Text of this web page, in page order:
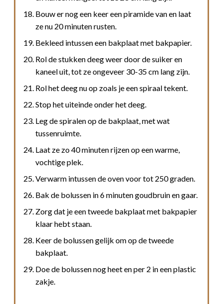
Bouw er nog een keer een piramide van en laat
ze nu 20 minuten rusten.
Bekleed intussen een bakplaat met bakpapier.
Rol de stukken deeg weer door de suiker en
kaneel uit, tot ze ongeveer 30-35 cm lang zijn.
Rol het deeg nu op zoals je een spiraal tekent.
Stop het uiteinde onder het deeg.
Leg de spiralen op de bakplaat, met wat
tussenruimte.
Laat ze zo 40 minuten rijzen op een warme,
vochtige plek.
Verwarm intussen de oven voor tot 250 graden.
Bak de bolussen in 6 minuten goudbruin en gaar.
Zorg dat je een tweede bakplaat met bakpapier
klaar hebt staan.
Keer de bolussen gelijk om op de tweede
bakplaat.
Doe de bolussen nog heet en per 2 in een plastic
zakje.